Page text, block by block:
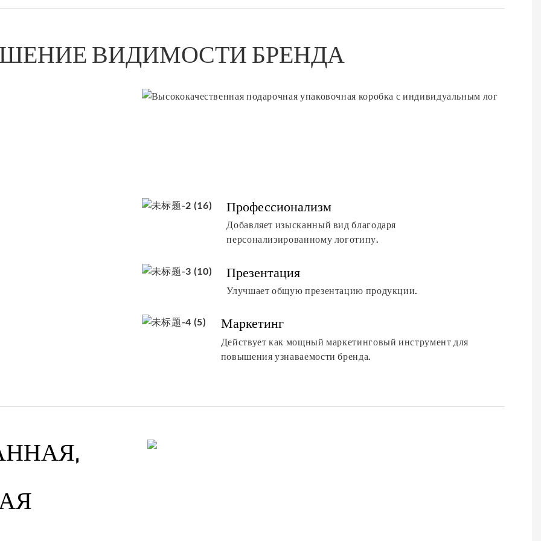
ВИДИМОСТИ БРЕНДА
Профессионализм
Добавляет изысканный вид благодаря
персонализированному логотипу.
Презентация
Улучшает общую презентацию продукции.
Маркетинг
Действует как мощный маркетинговый инструмент для
повышения узнаваемости бренда.